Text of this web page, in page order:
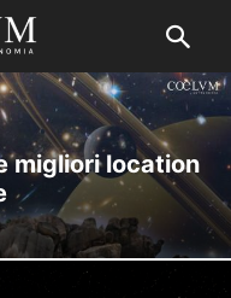
migliori location